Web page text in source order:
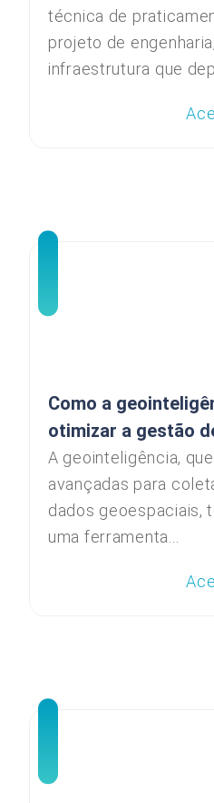
técnica de
projeto de
infraestrutura que
Como a
otimizar a gestão
A geointeligência,
avançadas para
dados geoespaciais,
uma ferramenta...